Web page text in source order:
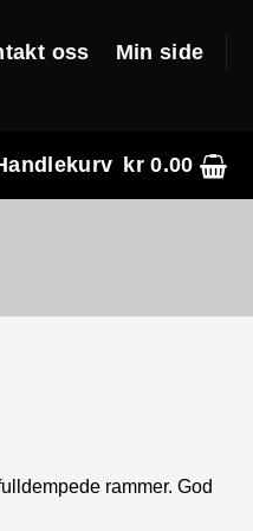
oss Min side
kr0.00
rammer. God